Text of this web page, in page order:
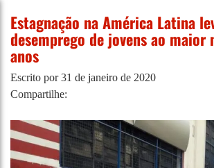
Estagnação na América Latina
desemprego de jovens ao maior
anos
Escrito por31 de janeiro de 2020
Compartilhe: